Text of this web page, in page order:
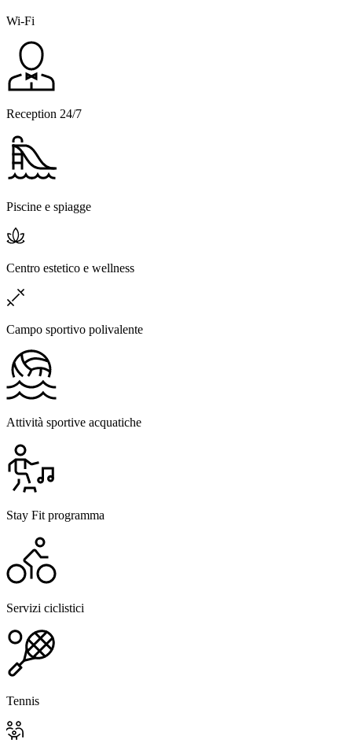
Wi-Fi
Reception 24/7
Piscine e spiagge
Centro estetico e wellness
Campo sportivo polivalente
Attività sportive acquatiche
Stay Fit programma
Servizi ciclistici
Tennis